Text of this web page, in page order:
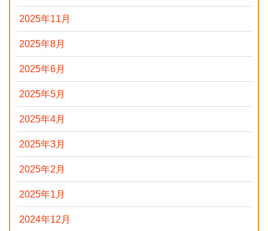
2025年11月
2025年8月
2025年6月
2025年5月
2025年4月
2025年3月
2025年2月
2025年1月
2024年12月